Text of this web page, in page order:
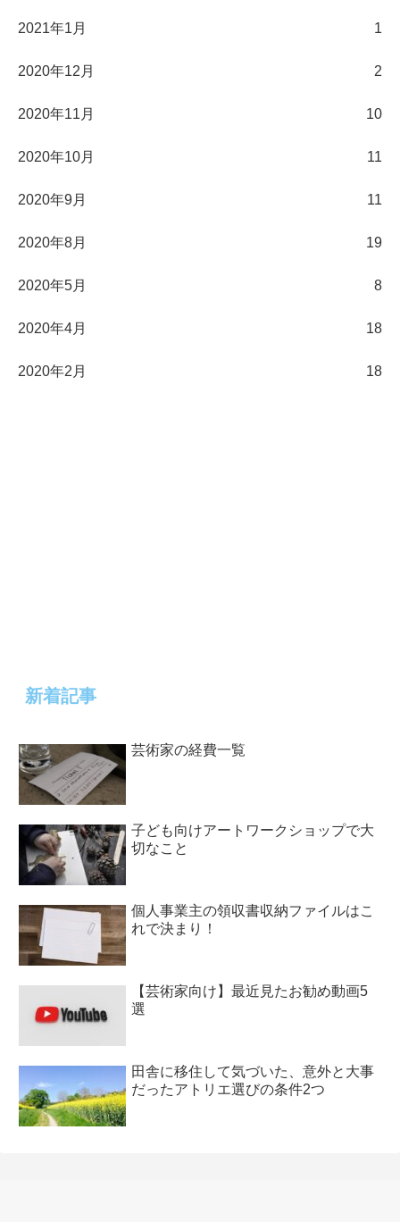
2021年1月 1
2020年12月 2
2020年11月 10
2020年10月 11
2020年9月 11
2020年8月 19
2020年5月 8
2020年4月 18
2020年2月 18
新着記事
芸術家の経費一覧
子ども向けアートワークショップで大
切なこと
個人事業主の領収書収納ファイルはこ
れで決まり！
【芸術家向け】最近見たお勧め動画5
選
田舎に移住して気づいた、意外と大事
だったアトリエ選びの条件2つ